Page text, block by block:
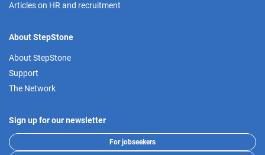
Articles on HR and recruitment
About StepStone
About StepStone
Support
The Network
Sign up for our newsletter
For jobseekers